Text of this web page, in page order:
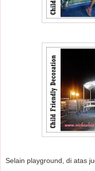
Selain playground, di atas